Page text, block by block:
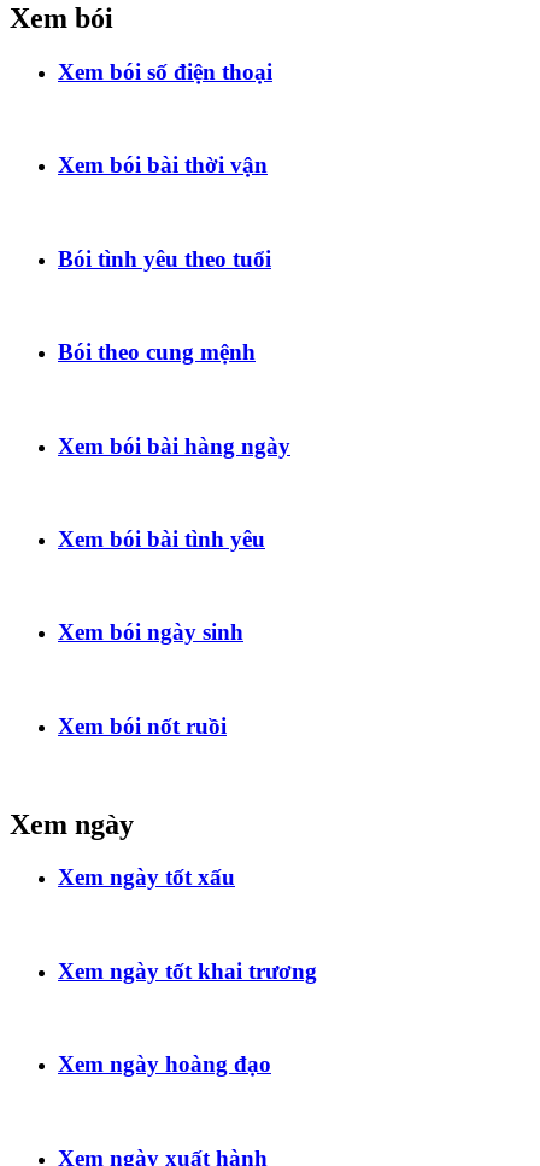
Xem bói
Xem bói số điện thoại
Xem bói bài thời vận
Bói tình yêu theo tuổi
Bói theo cung mệnh
Xem bói bài hàng ngày
Xem bói bài tình yêu
Xem bói ngày sinh
Xem bói nốt ruồi
Xem ngày
Xem ngày tốt xấu
Xem ngày tốt khai trương
Xem ngày hoàng đạo
Xem ngày xuất hành